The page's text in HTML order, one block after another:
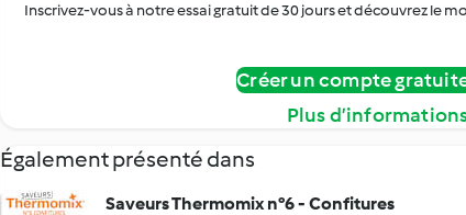
Inscrivez-vous à notre essai gratuit de 30 jours et découvrez le
Créer un compte
Plus
Également présenté dans
Saveurs Thermomix n°6 - Confitures